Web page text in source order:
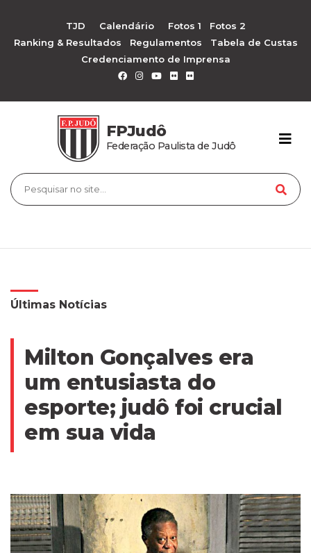
TJD Calendário Fotos 1
Fotos 2
Ranking & Resultados
Regulamentos
Tabela de Custas
Credenciamento de Imprensa
FPJudô
Federação Paulista de Judô
Últimas Notícias
Milton Gonçalves era
um entusiasta do
esporte; judô foi crucial
em sua vida